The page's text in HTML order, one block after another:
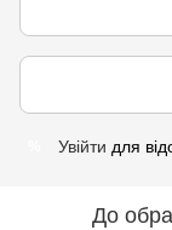
Увійти для
До